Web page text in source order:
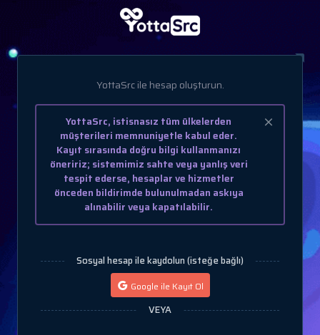
YottaSrc ile hesap oluşturun.
YottaSrc, istisnasız tüm ülkelerden
müşterileri memnuniyetle kabul eder.
Kayıt sırasında doğru bilgi kullanmanızı
öneririz; sistemimiz sahte veya yanlış veri
tespit ederse, hesaplar ve hizmetler
önceden bildirimde bulunulmadan askıya
alınabilir veya kapatılabilir.
Sosyal hesap ile kaydolun (isteğe bağlı)
Google ile Kayıt Ol
VEYA